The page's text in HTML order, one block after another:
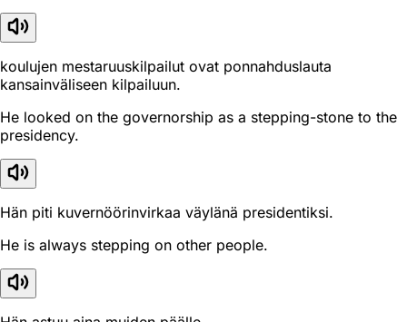
koulujen mestaruuskilpailut ovat ponnahduslauta
kansainväliseen kilpailuun.
He looked on the governorship as a stepping-stone to the
presidency.
Hän piti kuvernöörinvirkaa väylänä presidentiksi.
He is always stepping on other people.